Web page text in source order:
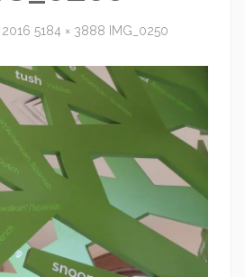
5184 × 3888 IMG_0250